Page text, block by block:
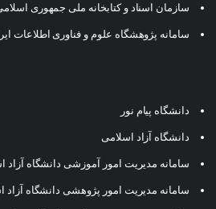
سازمان اسناد و کتابخانه ملی جمهوری
سامانه پژوهشگاه علوم و فناوری اطلاعات
دانشگاه پیام نور
دانشگاه آزاد اسلامی
سامانه مدیریت امور آموزشی دانشگاه آزاد
سامانه مدیریت امور پژوهشی دانشگاه آزاد